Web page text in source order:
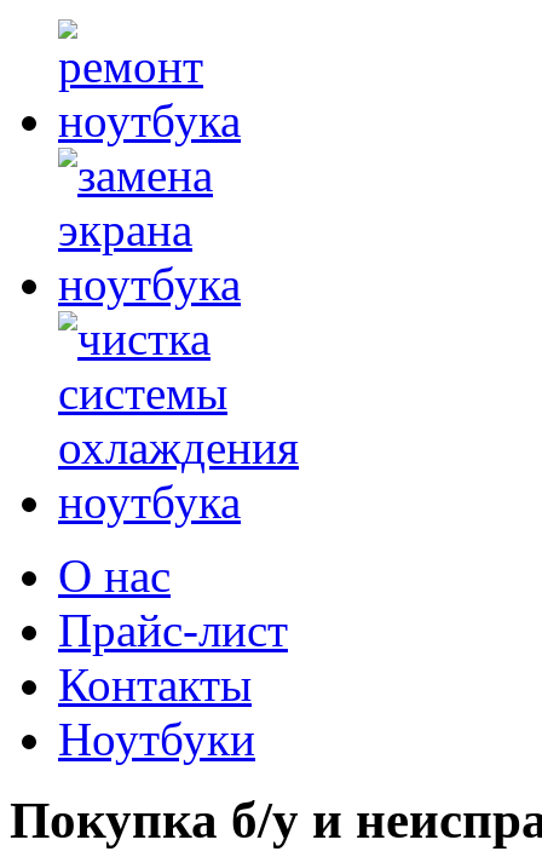
О нас
Прайс-лист
Контакты
Ноутбуки
Покупка б/у и